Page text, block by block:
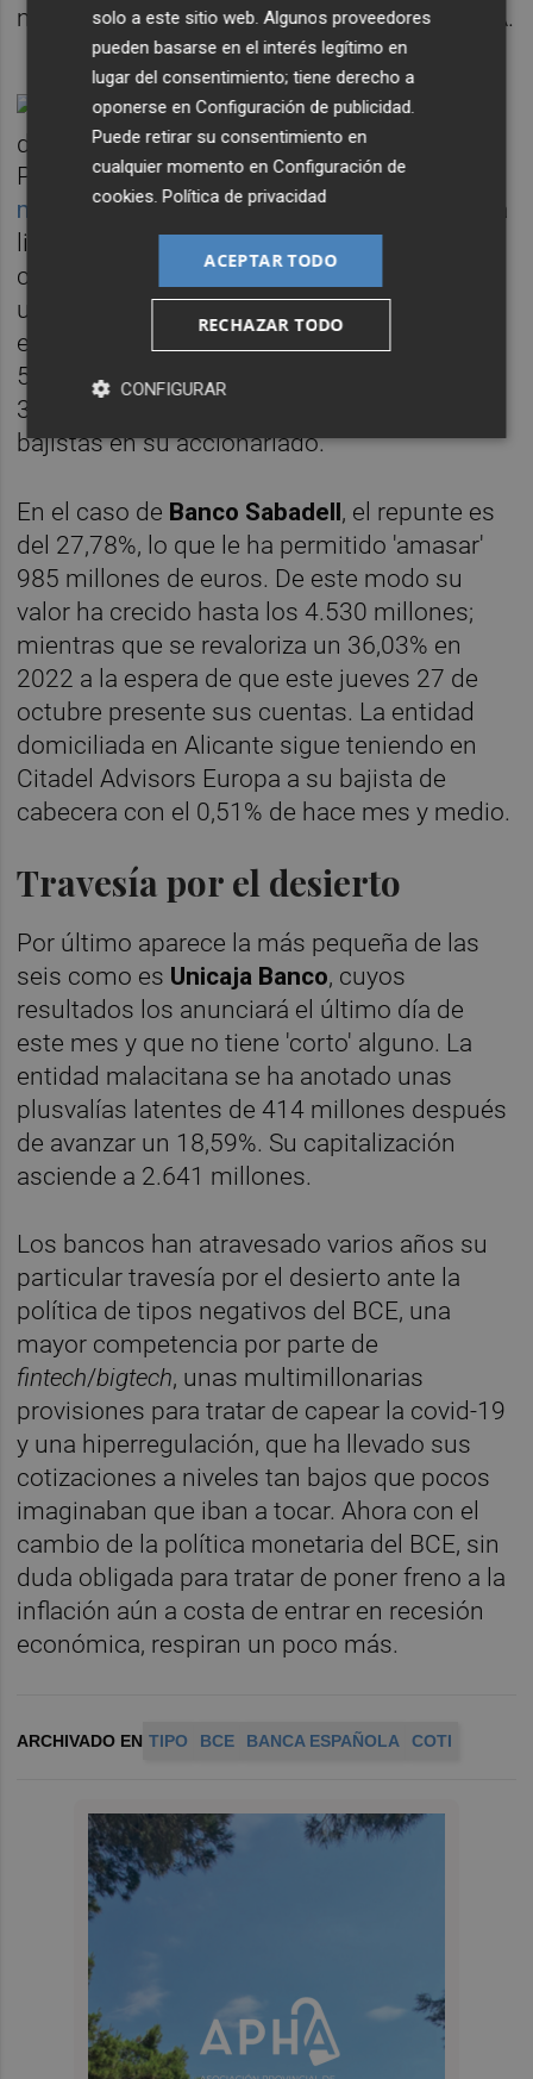
misma posición y a idéntica fecha que BBVA.
Por su parte, Bankinter, que ganó un 21,2%
más entre enero y septiembre de este año
, ha
liderado las alzas en términos porcentuales
con un 29,92%. Lo ha hecho tras anotarse
unas plusvalías latentes de 1.300 millones,
elevando así su valor en bolsa hasta los
5.648 millones. Todo ello con un avance del
39,37% en el Ibex 35 durante este año; y sin
bajistas en su accionariado.
En el caso de Banco Sabadell, el repunte es
del 27,78%, lo que le ha permitido 'amasar'
985 millones de euros. De este modo su
valor ha crecido hasta los 4.530 millones;
mientras que se revaloriza un 36,03% en
2022 a la espera de que este jueves 27 de
octubre presente sus cuentas. La entidad
domiciliada en Alicante sigue teniendo en
Citadel Advisors Europa a su bajista de
cabecera con el 0,51% de hace mes y medio.
Travesía por el desierto
Por último aparece la más pequeña de las
seis como es Unicaja Banco, cuyos
resultados los anunciará el último día de
este mes y que no tiene 'corto' alguno. La
entidad malacitana se ha anotado unas
plusvalías latentes de 414 millones después
de avanzar un 18,59%. Su capitalización
asciende a 2.641 millones.
Los bancos han atravesado varios años su
particular travesía por el desierto ante la
política de tipos negativos del BCE, una
mayor competencia por parte de
fintech/bigtech, unas multimillonarias
provisiones para tratar de capear la covid-19
y una hiperregulación, que ha llevado sus
cotizaciones a niveles tan bajos que pocos
imaginaban que iban a tocar. Ahora con el
cambio de la política monetaria del BCE, sin
duda obligada para tratar de poner freno a la
inflación aún a costa de entrar en recesión
económica, respiran un poco más.
ARCHIVADO EN TIPO BCE BANCA ESPAÑOLA COTI
solo a este sitio web. Algunos proveedores
pueden basarse en el interés legítimo en
lugar del consentimiento; tiene derecho a
oponerse enConfiguración de publicidad
Puede retirar su consentimiento en
cualquier momento enConfiguración de
cookies .Política de privacidad
ACEPTAR TODO
RECHAZAR TODO
CONFIGURAR